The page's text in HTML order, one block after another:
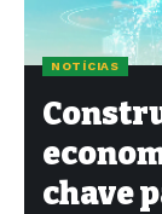
NOTÍCIAS
chave